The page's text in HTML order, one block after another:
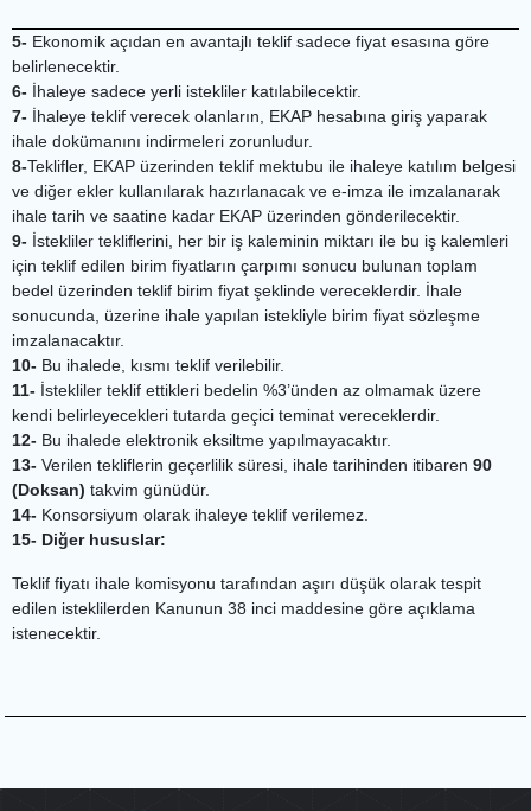
5- Ekonomik açıdan en avantajlı teklif sadece fiyat esasına göre
belirlenecektir.
6- İhaleye sadece yerli istekliler katılabilecektir.
7- İhaleye teklif verecek olanların, EKAP hesabına giriş yaparak
ihale dokümanını indirmeleri zorunludur.
8-Teklifler, EKAP üzerinden teklif mektubu ile ihaleye katılım belgesi
ve diğer ekler kullanılarak hazırlanacak ve e-imza ile imzalanarak
ihale tarih ve saatine kadar EKAP üzerinden gönderilecektir.
9- İstekliler tekliflerini, her bir iş kaleminin miktarı ile bu iş kalemleri
için teklif edilen birim fiyatların çarpımı sonucu bulunan toplam
bedel üzerinden teklif birim fiyat şeklinde vereceklerdir. İhale
sonucunda, üzerine ihale yapılan istekliyle birim fiyat sözleşme
imzalanacaktır.
10- Bu ihalede, kısmı teklif verilebilir.
11- İstekliler teklif ettikleri bedelin %3’ünden az olmamak üzere
kendi belirleyecekleri tutarda geçici teminat vereceklerdir.
12- Bu ihalede elektronik eksiltme yapılmayacaktır.
13- Verilen tekliflerin geçerlilik süresi, ihale tarihinden itibaren 90
(Doksan) takvim günüdür.
14- Konsorsiyum olarak ihaleye teklif verilemez.
15- Diğer hususlar:
Teklif fiyatı ihale komisyonu tarafından aşırı düşük olarak tespit
edilen isteklilerden Kanunun 38 inci maddesine göre açıklama
istenecektir.